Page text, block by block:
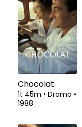
Chocolat
1t 45m • Drama •
1988